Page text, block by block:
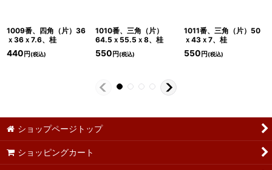
1009番、四角（片）36
ｘ36ｘ7.6、桂
440 円(税込)
1010番、三角（片）
64.5ｘ55.5ｘ8、桂
550 円(税込)
1011番、三角（片）50
ｘ43ｘ7、桂
550 円(税込)
ショップページトップ
ショッピングカート